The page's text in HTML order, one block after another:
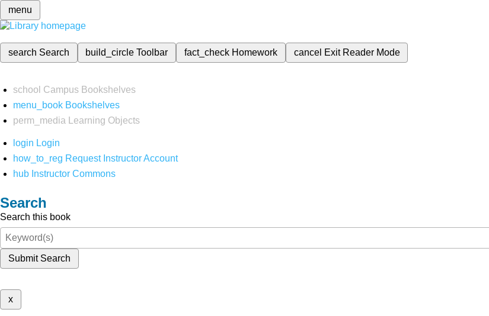
menu
search Search build_circleToolbar fact_check Homework cancel Exit Reader Mode
school Campus Bookshelves
menu_book Bookshelves
perm_media
Learning Objects
login Login
how_to_reg Request Instructor Account
hub Instructor Commons
Search
Search this book
Submit Search
x